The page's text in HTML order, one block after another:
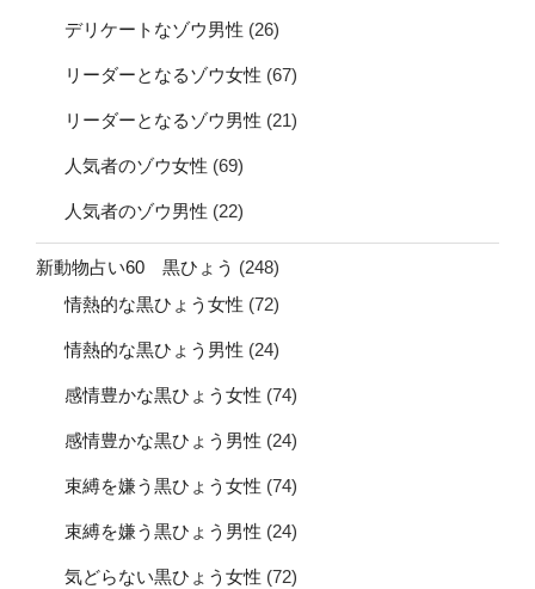
デリケートなゾウ男性 (26)
リーダーとなるゾウ女性 (67)
リーダーとなるゾウ男性 (21)
人気者のゾウ女性 (69)
人気者のゾウ男性 (22)
新動物占い60 黒ひょう (248)
情熱的な黒ひょう女性 (72)
情熱的な黒ひょう男性 (24)
感情豊かな黒ひょう女性 (74)
感情豊かな黒ひょう男性 (24)
束縛を嫌う黒ひょう女性 (74)
束縛を嫌う黒ひょう男性 (24)
気どらない黒ひょう女性 (72)